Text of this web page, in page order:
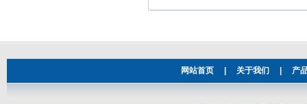
网站首页 关于我们 产